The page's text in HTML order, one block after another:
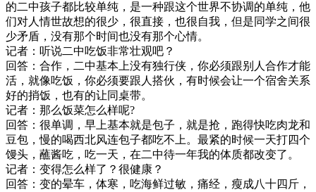
的二中孩子都比较单纯，是一种跟这个世界不协调的单纯，他
们对人情世故想的很少，很直接，也很自我，但是同学之间很
少矛盾，没有那个时间也没有那个心情。
记者：听说二中吃饭非常壮观吧？
回答：合作，二中基本上没有独行侠，你必须跟别人合作才能
活，就像吃饭，你必须要跟人搭伙，有时候会让一个宿舍关系
好的捎饭，也有的让同桌带。
记者：那么饭菜怎么样呢?
回答：很单调，早上基本就是包子，就是抢，跑得快吃肉龙和
豆包，慢的喝西北风连包子都吃不上。最紧的时候一天打四个
馒头，蘸酱吃，吃一天，在二中待一年我的体质都改变了。
记者：变得怎么样了？很健康？
回答：变的晕车，体寒，吃海鲜过敏，痛经，瘦成八十四斤，